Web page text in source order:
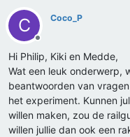
C
Offline
Coco_P
Hi Philip, Kiki en Medde,
Wat een leuk onderwerp,
beantwoorden van
het experiment. Kunnen
willen maken, zou de
willen jullie dan ook een